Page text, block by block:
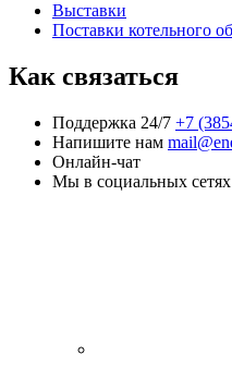
Выставки
Поставки котельного
Как связаться
Поддержка 24/7 +7
Напишите нам
Онлайн-чат
Мы в социальных сетях